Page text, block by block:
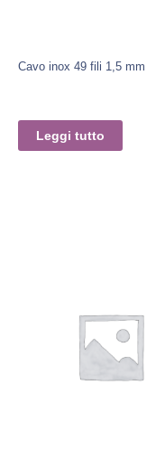
Cavo inox 49 fili 1,5 mm
Leggi tutto